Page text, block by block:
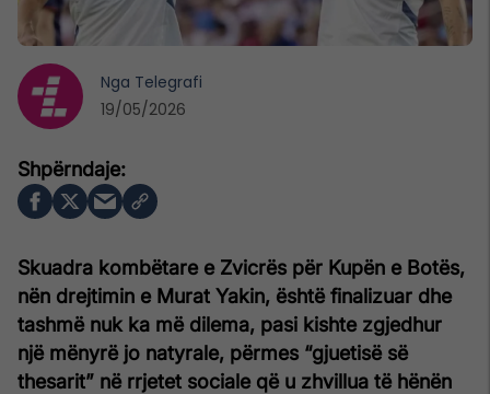
Skuadra kombëtare e Zvicrës për Kupën e Botës,
nën drejtimin e Murat Yakin, është finalizuar dhe
tashmë nuk ka më dilema, pasi kishte zgjedhur
një mënyrë jo natyrale, përmes “gjuetisë së
thesarit” në rrjetet sociale që u zhvillua të hënën
Nga Telegrafi
19/05/2026